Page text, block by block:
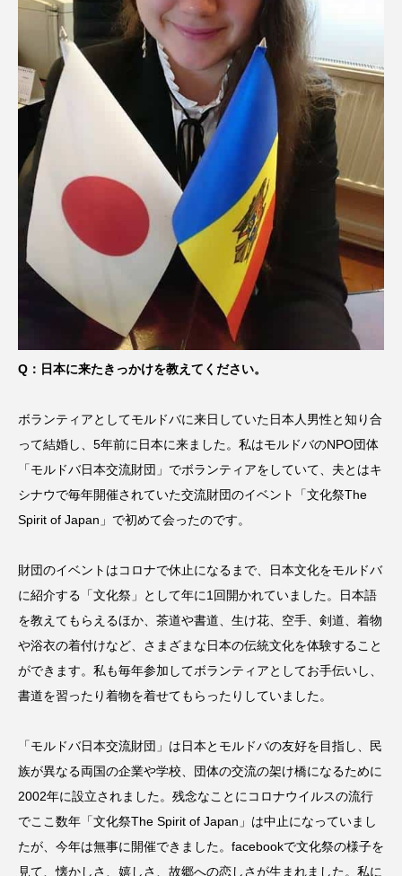
Q：日本に来たきっかけを教えてください。
ボランティアとしてモルドバに来日していた日本人男性と知り合
って結婚し、5年前に日本に来ました。私はモルドバのNPO団体
「モルドバ日本交流財団」でボランティアをしていて、夫とはキ
シナウで毎年開催されていた交流財団のイベント「文化祭The
Spirit of Japan」で初めて会ったのです。
財団のイベントはコロナで休止になるまで、日本文化をモルドバ
に紹介する「文化祭」として年に1回開かれていました。日本語
を教えてもらえるほか、茶道や書道、生け花、空手、剣道、着物
や浴衣の着付けなど、さまざまな日本の伝統文化を体験すること
ができます。私も毎年参加してボランティアとしてお手伝いし、
書道を習ったり着物を着せてもらったりしていました。
「モルドバ日本交流財団」は日本とモルドバの友好を目指し、民
族が異なる両国の企業や学校、団体の交流の架け橋になるために
2002年に設立されました。残念なことにコロナウイルスの流行
でここ数年「文化祭The Spirit of Japan」は中止になっていまし
たが、今年は無事に開催できました。facebookで文化祭の様子を
見て、懐かしさ、嬉しさ、故郷への恋しさが生まれました。私に